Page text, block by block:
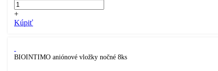
+
Kúpiť
BIOINTIMO aniónové vložky nočné 8ks